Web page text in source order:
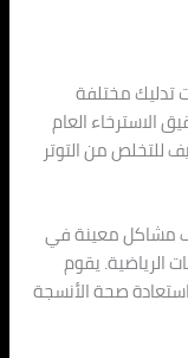
تدليك مختلفة
الاسترخاء العام
للتخلص من التوتر
مشاكل معينة في
الرياضية. يقوم
صحة الأنسجة